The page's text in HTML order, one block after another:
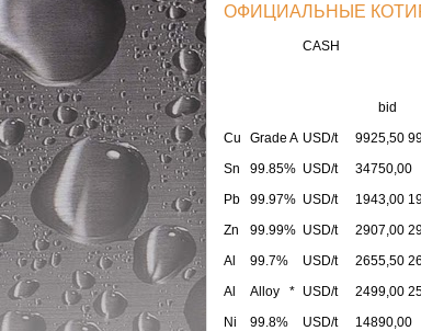
ОФИЦИАЛЬНЫЕ
CASH 3
bid
Cu
Grade A USD/t 9925,50
Sn
99.85% USD/t 34750,00
Pb
99.97% USD/t 1943,00
Zn
99.99% USD/t 2907,00
Al
99.7% USD/t 2655,50
Al
Alloy * USD/t 2499,00
Ni
99.8% USD/t 14890,00